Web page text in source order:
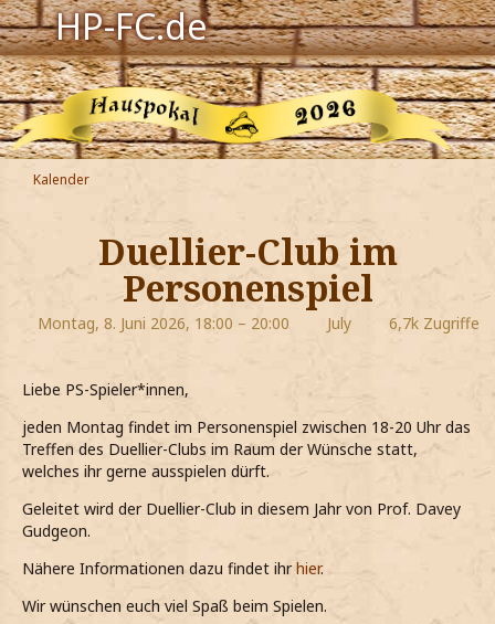
HP-FC.de
Navigation
Harry Potter
Der HP-FC
Hogwarts
Zauberwelt
Willkommen
Jetzt Fanclub-Mitglied werden!
Kalender
Duellier-Club im
Personenspiel
Montag, 8. Juni 2026, 18:00 – 20:00 July 6,7k Zugriffe
Liebe PS-Spieler*innen,
jeden Montag findet im Personenspiel zwischen 18-20 Uhr das
Treffen des Duellier-Clubs im Raum der Wünsche statt,
welches ihr gerne ausspielen dürft.
Geleitet wird der Duellier-Club in diesem Jahr von Prof. Davey
Gudgeon.
Nähere Informationen dazu findet ihrhier.
Wir wünschen euch viel Spaß beim Spielen.